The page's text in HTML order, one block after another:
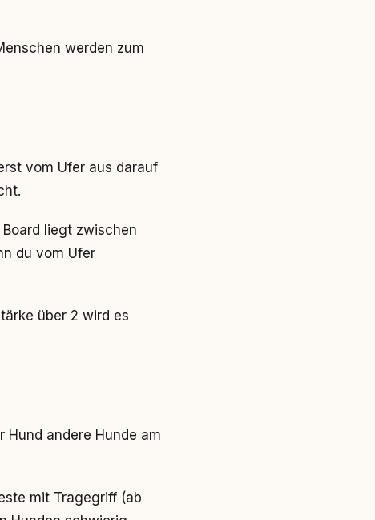
werden zum
vom Ufer aus darauf
liegt zwischen
du vom Ufer
über 2 wird es
Hund andere Hunde am
mit Tragegriff (ab